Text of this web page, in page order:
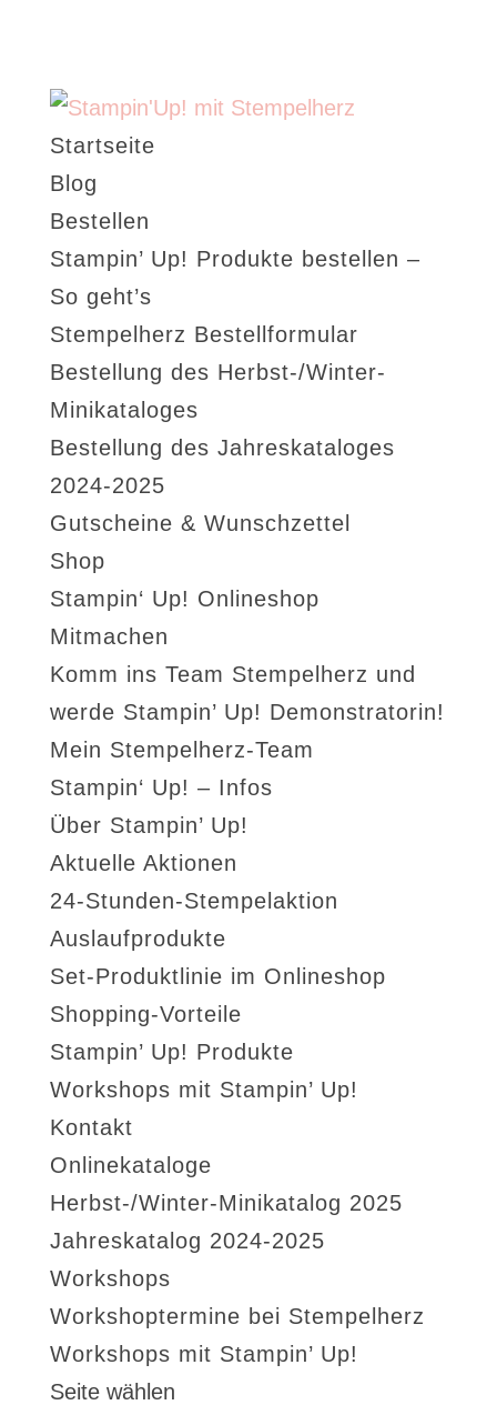
Startseite
Blog
Bestellen
Stampin’ Up! Produkte bestellen –
So geht’s
Stempelherz Bestellformular
Bestellung des Herbst-/Winter-
Minikataloges
Bestellung des Jahreskataloges
2024-2025
Gutscheine & Wunschzettel
Shop
Stampin‘ Up! Onlineshop
Mitmachen
Komm ins Team Stempelherz und
werde Stampin’ Up! Demonstratorin!
Mein Stempelherz-Team
Stampin‘ Up! – Infos
Über Stampin’ Up!
Aktuelle Aktionen
24-Stunden-Stempelaktion
Auslaufprodukte
Set-Produktlinie im Onlineshop
Shopping-Vorteile
Stampin’ Up! Produkte
Workshops mit Stampin’ Up!
Kontakt
Onlinekataloge
Herbst-/Winter-Minikatalog 2025
Jahreskatalog 2024-2025
Workshops
Workshoptermine bei Stempelherz
Workshops mit Stampin’ Up!
Seite wählen